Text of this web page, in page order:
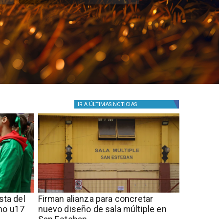
IR A ÚLTIMAS NOTICIAS
del
u17
​​Firman alianza para concretar
nuevo diseño de sala múltiple en